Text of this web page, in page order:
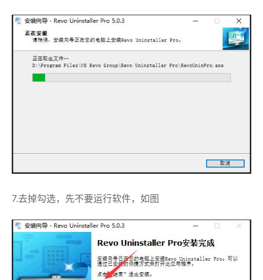
7.去掉勾选，先不要运行软件，如图